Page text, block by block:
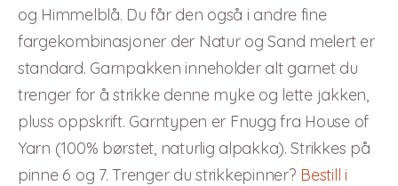
og Himmelblå. Du får den også i andre fine
fargekombinasjoner der Natur og Sand melert er
standard. Garnpakken inneholder alt garnet du
trenger for å strikke denne myke og lette jakken,
pluss oppskrift. Garntypen er Fnugg fra House of
Yarn (100% børstet, naturlig alpakka). Strikkes på
pinne 6 og 7. Trenger du strikkepinner? Bestill i